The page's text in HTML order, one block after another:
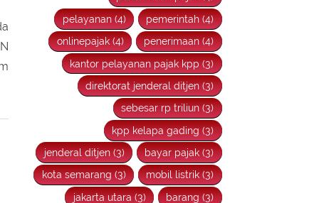
pelayanan pajak (4)
penerimaan pajak (4)
pelayanan (4)
pemerintah (4)
onlinepajak (4)
penerimaan (4)
kantor pelayanan pajak kpp (3)
direktorat jenderal ditjen (3)
sebesar rp triliun (3)
kpp kelapa gading (3)
jenderal ditjen (3)
bayar pajak (3)